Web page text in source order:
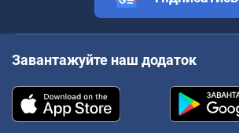
Завантажуйте наш додаток